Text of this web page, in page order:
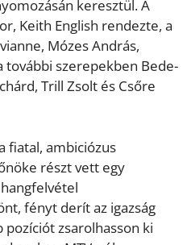
keresztül. A
Keith English rendezte, a
Mózes András,
további szerepekben Bede-
Trill Zsolt és Csőre
fiatal, ambiciózus
részt vett egy
fényt derít az igazság
zsarolhasson ki